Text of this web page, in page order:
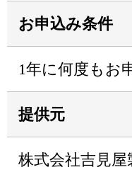
お申込み条件
1年に何度もお
提供元
株式会社吉見屋